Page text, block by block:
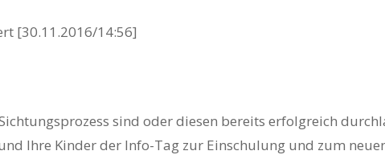
[30.11.2016/14:56]
sind oder diesen bereits erfolgreich
Ihre Kinder der Info-Tag zur Einschulung und zum